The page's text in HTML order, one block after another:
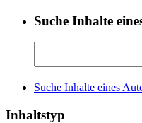
Suche Inhalte
Suche Inhalte eines
Inhaltstyp